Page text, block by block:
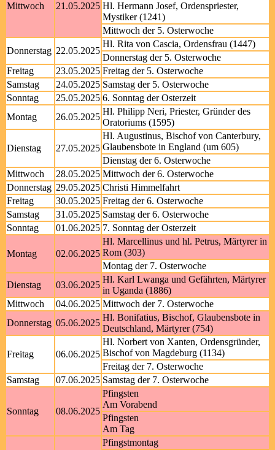
Mittwoch 21.05.2025 Hl. Hermann Josef, Ordenspriester,
Mystiker (1241)
Mittwoch der 5. Osterwoche
Donnerstag 22.05.2025
Hl. Rita von Cascia, Ordensfrau (1447)
Donnerstag der 5. Osterwoche
Freitag
23.05.2025 Freitag der 5. Osterwoche
Samstag
24.05.2025 Samstag der 5. Osterwoche
Sonntag
25.05.2025 6. Sonntag der Osterzeit
Montag
26.05.2025
Hl. Philipp Neri, Priester, Gründer des
Oratoriums (1595)
Dienstag 27.05.2025
Hl. Augustinus, Bischof von Canterbury,
Glaubensbote in England (um 605)
Dienstag der 6. Osterwoche
Mittwoch
28.05.2025 Mittwoch der 6. Osterwoche
Donnerstag 29.05.2025 Christi Himmelfahrt
Freitag
30.05.2025 Freitag der 6. Osterwoche
Samstag
31.05.2025 Samstag der 6. Osterwoche
Sonntag
01.06.2025 7. Sonntag der Osterzeit
Montag 02.06.2025
Hl. Marcellinus und hl. Petrus, Märtyrer in
Rom (303)
Montag der 7. Osterwoche
Dienstag
03.06.2025
Hl. Karl Lwanga und Gefährten, Märtyrer
in Uganda (1886)
Mittwoch
04.06.2025 Mittwoch der 7. Osterwoche
Donnerstag 05.06.2025
Hl. Bonifatius, Bischof, Glaubensbote in
Deutschland, Märtyrer (754)
Freitag 06.06.2025
Hl. Norbert von Xanten, Ordensgründer,
Bischof von Magdeburg (1134)
Freitag der 7. Osterwoche
Samstag
07.06.2025 Samstag der 7. Osterwoche
Sonntag 08.06.2025
Pfingsten
Am Vorabend
Pfingsten
Am Tag
Pfingstmontag